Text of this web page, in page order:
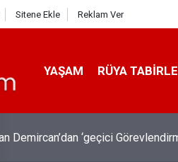
Sitene Ekle Reklam Ver
YAŞAM RÜYA
Demircan’dan ‘geçici